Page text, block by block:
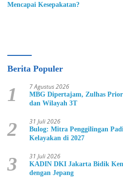
Mencapai Kesepakatan?
Berita Populer
1 7 Agustus 2026
MBG Dipertajam, Zulhas
dan Wilayah 3T
2 31 Juli 2026
Bulog: Mitra Penggilingan
Kelayakan di 2027
3 31 Juli 2026
KADIN DKI Jakarta Bidik
dengan Jepang